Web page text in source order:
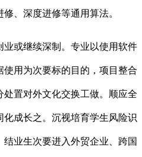
、深度进修等通用算法。
或继续深制。专业以使用软件
用为次要标的目的，项目整合
置对外文化交换工做。顺应全
成长之。沉视培育学生风险识
业生次要进入外贸企业、跨国